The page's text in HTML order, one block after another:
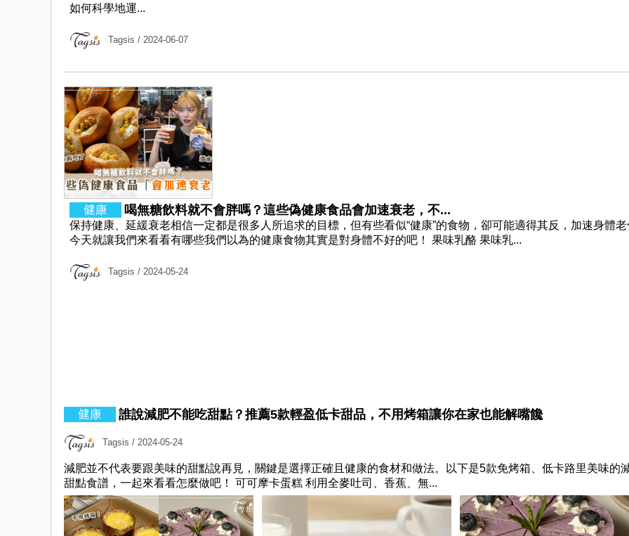
如何科學地運...
Tagsis / 2024-06-07
喝無糖飲料就不會胖嗎？這些偽健康食品會加速衰老，不...
保持健康、延緩衰老相信一定都是很多人所追求的目標，但有些看似“健康”的食物，卻可能適得其反，加速身體
今天就讓我們來看看有哪些我們以為的健康食物其實是對身體不好的吧！ 果味乳酪 果味乳...
Tagsis / 2024-05-24
誰說減肥不能吃甜點？推薦5款輕盈低卡甜品，不用烤箱讓你在家也能解嘴饞
Tagsis / 2024-05-24
減肥並不代表要跟美味的甜點說再見，關鍵是選擇正確且健康的食材和做法。以下是5款免烤箱、低卡路里美味的
甜點食譜，一起來看看怎麼做吧！ 可可摩卡蛋糕 利用全麥吐司、香蕉、無...